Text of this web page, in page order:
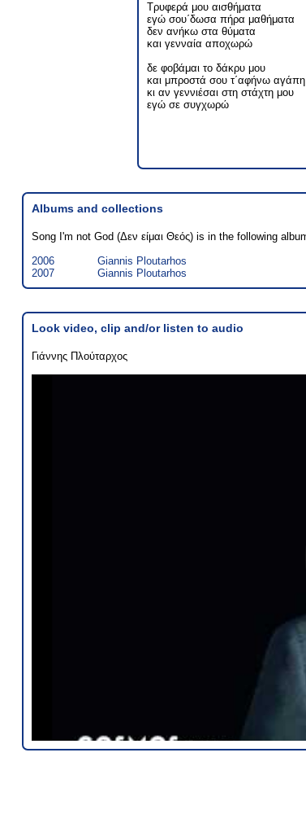
Τρυφερά μου αισθήματα
εγώ σου΄δωσα πήρα μαθήματα
δεν ανήκω στα θύματα
και γενναία αποχωρώ
δε φοβάμαι το δάκρυ μου
και μπροστά σου τ΄αφήνω
κι αν γεννιέσαι στη στάχτη μου
εγώ σε συγχωρώ
Albums and collections
Song I'm not God (Δεν είμαι Θεός) is in the following
2006
Giannis Ploutarhos
2007
Giannis Ploutarhos
Look video, clip and/or listen to audio
Γιάννης Πλούταρχος